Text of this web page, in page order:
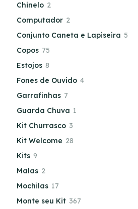
Chinelo 2
Computador 2
Conjunto Caneta e Lapiseira 5
Copos 75
Estojos 8
Fones de Ouvido 4
Garrafinhas 7
Guarda Chuva 1
Kit Churrasco 3
Kit Welcome 28
Kits 9
Malas 2
Mochilas 17
Monte seu Kit 367